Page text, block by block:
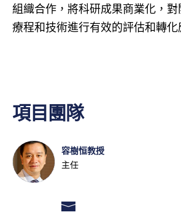
組織合作，將科研成果商業化，對
療程和技術進行有效的評估和轉化
項目團隊
容樹恒教授
主任